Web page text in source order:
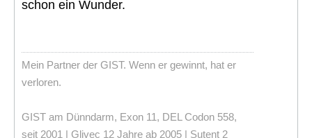
schon ein Wunder.
Mein Partner der GIST. Wenn er gewinnt, hat er
verloren.
GIST am Dünndarm, Exon 11, DEL Codon 558,
seit 2001 | Glivec 12 Jahre ab 2005 | Sutent 2